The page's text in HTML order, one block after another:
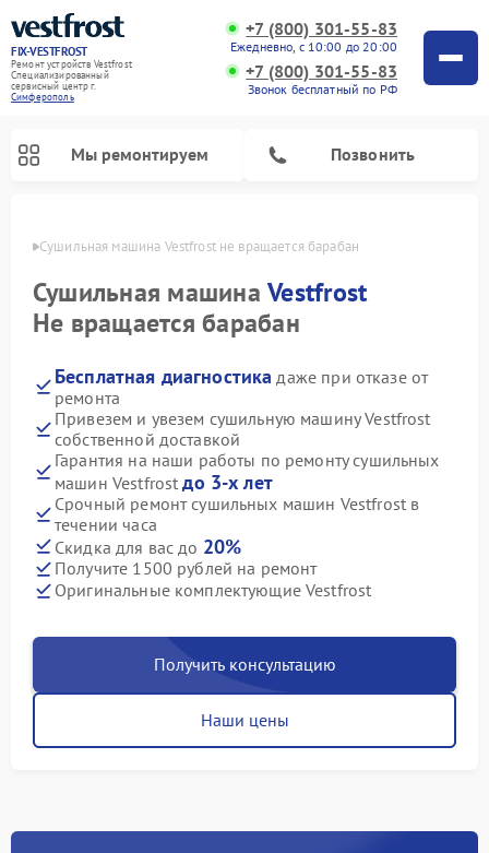
FIX-VESTFROST
Ремонт устройств Vestfrost
Специализированный
cервисный центр г.
Симферополь
+7 (800) 301-55-83
Ежедневно, с 10:00 до 20:00
+7 (800) 301-55-83
Звонок бесплатный по РФ
Мы ремонтируем Позвонить
Сушильная машина Vestfrost не вращается барабан
Сушильная машинаVestfrost
Не вращается барабан
Бесплатная диагностика даже при отказе от
ремонта
Привезем и увезем сушильную машину Vestfrost
собственной доставкой
Гарантия на наши работы по ремонту сушильных
машин Vestfrostдо 3-х лет
Срочный ремонт сушильных машин Vestfrost в
течении часа
Скидка для вас до 20%
Получите 1500 рублей на ремонт
Оригинальные комплектующие Vestfrost
Получить консультацию
Наши цены